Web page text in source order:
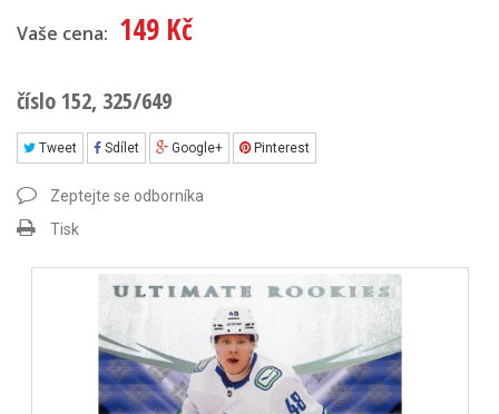
Vaše cena: 149 Kč
číslo 152, 325/649
Tweet Sdílet Google+ Pinterest
Zeptejte se odborníka
Tisk